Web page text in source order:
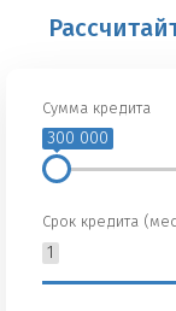
Сумма кредита
300 000
Срок кредита
1